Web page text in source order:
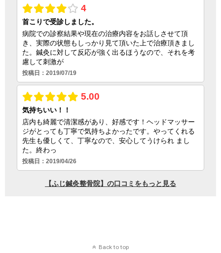
Back to top